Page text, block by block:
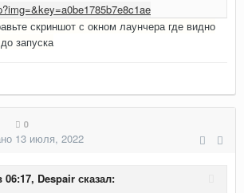
скриншот с окном лаунчера где видно
запуска
0
13 июля, 2022
06:17, Despair сказал: